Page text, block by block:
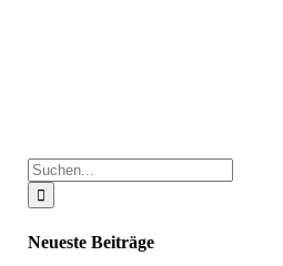
Suche
nach:
Neueste Beiträge